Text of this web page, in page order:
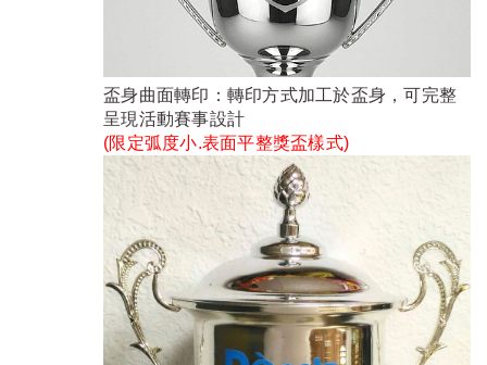
盃身曲面轉印：轉印方式加工於盃身，可完整
呈現活動賽事設計
(限定弧度小.表面平整獎盃樣式)